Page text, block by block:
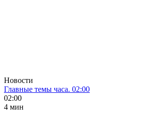
Новости
Главные темы часа. 02:00
02:00
4 мин